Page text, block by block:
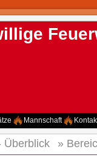
Mannschaft
Überblick »